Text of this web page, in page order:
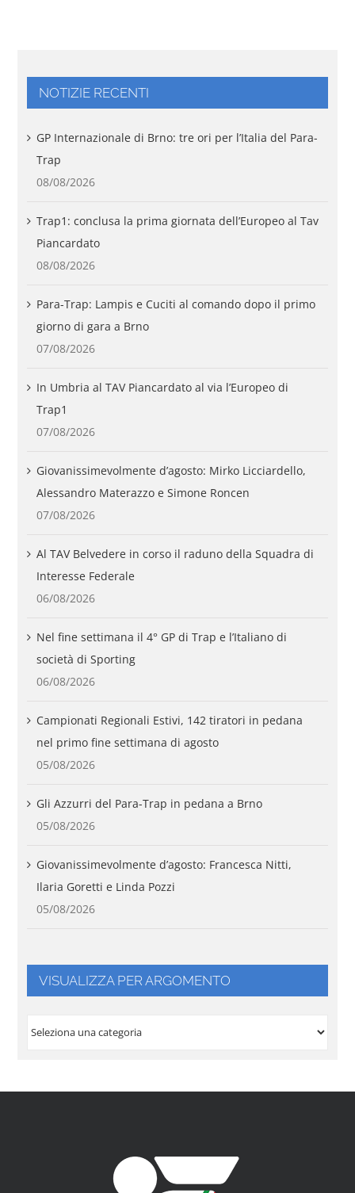
NOTIZIE RECENTI
GP Internazionale di Brno: tre ori per l’Italia del Para-
Trap
08/08/2026
Trap1: conclusa la prima giornata dell’Europeo al Tav
Piancardato
08/08/2026
Para-Trap: Lampis e Cuciti al comando dopo il primo
giorno di gara a Brno
07/08/2026
In Umbria al TAV Piancardato al via l’Europeo di
Trap1
07/08/2026
Giovanissimevolmente d’agosto: Mirko Licciardello,
Alessandro Materazzo e Simone Roncen
07/08/2026
Al TAV Belvedere in corso il raduno della Squadra di
Interesse Federale
06/08/2026
Nel fine settimana il 4° GP di Trap e l’Italiano di
società di Sporting
06/08/2026
Campionati Regionali Estivi, 142 tiratori in pedana
nel primo fine settimana di agosto
05/08/2026
Gli Azzurri del Para-Trap in pedana a Brno
05/08/2026
Giovanissimevolmente d’agosto: Francesca Nitti,
Ilaria Goretti e Linda Pozzi
05/08/2026
VISUALIZZA PER ARGOMENTO